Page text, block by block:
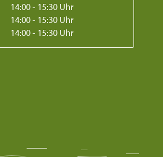
14:00 - 15:30 Uhr
14:00 - 15:30 Uhr
14:00 - 15:30 Uhr